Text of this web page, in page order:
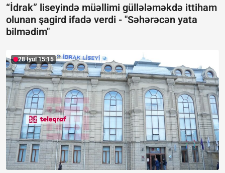
“İdrak” liseyində müəllimi güllələməkdə ittiham
olunan şagird ifadə verdi - "Səhərəcən yata
bilmədim"
28 İyul 15:15